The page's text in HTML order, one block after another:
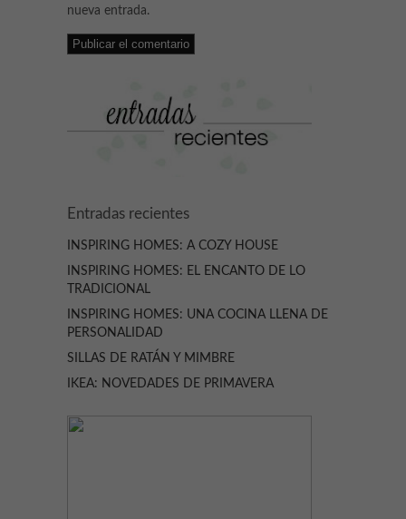
nueva entrada.
Entradas recientes
INSPIRING HOMES: A COZY HOUSE
INSPIRING HOMES: EL ENCANTO DE LO
TRADICIONAL
INSPIRING HOMES: UNA COCINA LLENA DE
PERSONALIDAD
SILLAS DE RATÁN Y MIMBRE
IKEA: NOVEDADES DE PRIMAVERA